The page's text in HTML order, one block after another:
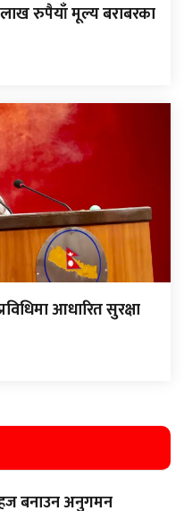
लाख रुपैयाँ मूल्य बराबरका
आधारित सुरक्षा
बनाउन अनुगमन